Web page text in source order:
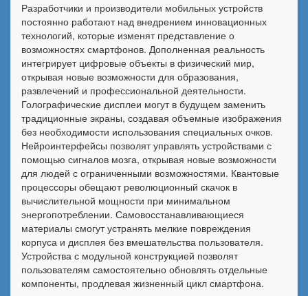
Разработчики и производители мобильных устройств
постоянно работают над внедрением инновационных
технологий, которые изменят представление о
возможностях смартфонов. Дополненная реальность
интегрирует цифровые объекты в физический мир,
открывая новые возможности для образования,
развлечений и профессиональной деятельности.
Голографические дисплеи могут в будущем заменить
традиционные экраны, создавая объемные изображения
без необходимости использования специальных очков.
Нейроинтерфейсы позволят управлять устройствами с
помощью сигналов мозга, открывая новые возможности
для людей с ограниченными возможностями. Квантовые
процессоры обещают революционный скачок в
вычислительной мощности при минимальном
энергопотреблении. Самовосстанавливающиеся
материалы смогут устранять мелкие повреждения
корпуса и дисплея без вмешательства пользователя.
Устройства с модульной конструкцией позволят
пользователям самостоятельно обновлять отдельные
компоненты, продлевая жизненный цикл смартфона.